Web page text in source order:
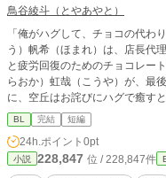
鳥谷綾斗（とやあやと）
「俺がハグして、チョコの代わりに先輩を癒
う）帆希（ほまれ）は、店長代
と疲労回復のためのチョコレー
らおか）虹哉（こうや）が、最
に、空丘はお詫びにハグで癒すと言ってくるが
ちがボケとツッコミの応酬をし
です。
BL 完結 短編
24h.ポイント 0pt
小説 228,847 位 / 228,847件